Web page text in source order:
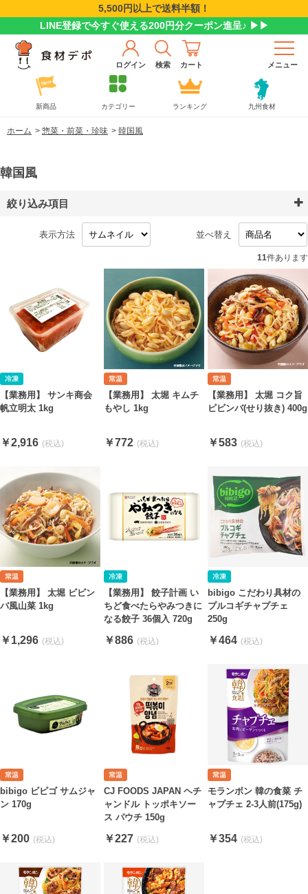
5,500円以上で送料半額！
LINE登録で今すぐ使える200円分クーポン進呈♪ ▶▶
ログイン 検索 カート メニュー
新商品 カテゴリー ランキング 九州食材
ホーム > 惣菜・前菜・珍味 > 韓国風
韓国風
絞り込み項目
表示方法 並べ替え
11件あります
【業務用】 サンキ商会
帆立明太 1kg
￥2,916
【業務用】 太堀 キムチ
もやし 1kg
￥772
【業務用】 太堀 コク旨
ビビンバ(せり抜き) 400g
￥583
【業務用】 太堀 ビビン
バ風山菜 1kg
￥1,296
【業務用】 餃子計画 い
ちど食べたらやみつきに
なる餃子 36個入 720g
￥886
bibigo こだわり具材の
プルコギチャプチェ
250g
￥464
bibigo ビビゴ サムジャ
ン 170g
￥200
CJ FOODS JAPAN ヘチ
ャンドル トッポキソー
ス パウチ 150g
￥227
モランボン 韓の食菜 チ
ャプチェ 2-3人前(175g)
￥354